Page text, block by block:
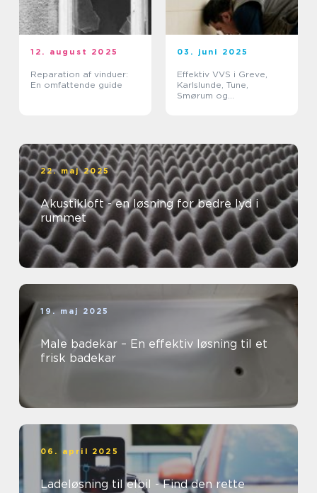
12. august 2025
Reparation af vinduer:
En omfattende guide
03. juni 2025
Effektiv VVS i Greve,
Karlslunde, Tune,
Smørum og
22. maj 2025
Akustikloft - en løsning for bedre lyd i
rummet
19. maj 2025
Male badekar – En effektiv løsning til et
frisk badekar
06. april 2025
Ladeløsning til elbil - Find den rette